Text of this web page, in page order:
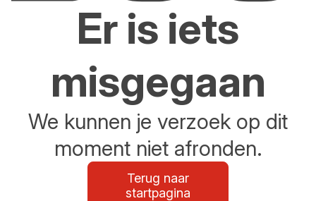
Er is iets
misgegaan
We kunnen je verzoek op dit
moment niet afronden.
Terug naar
startpagina